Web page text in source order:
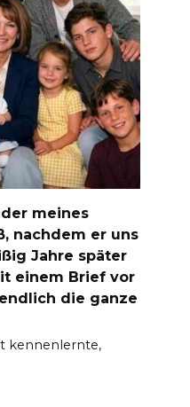
meines
nachdem er uns
Jahre später
einem Brief vor
die ganze
kennenlernte,